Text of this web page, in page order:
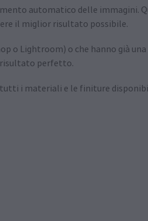
automatico delle immagini.
il miglior risultato possibile.
o Lightroom) o che hanno già
risultato perfetto.
tutti i materiali e le finiture